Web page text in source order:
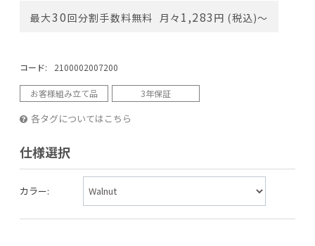
最大30回分割手数料無料 月々 1,283 円 (税込)〜
コード: 2100002007200
お客様組み立て品 3年保証
各タグについてはこちら
仕様選択
カラー: